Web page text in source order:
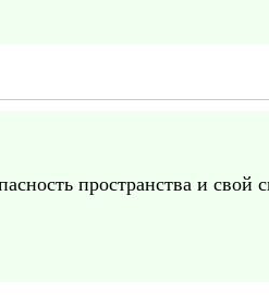
пространства и